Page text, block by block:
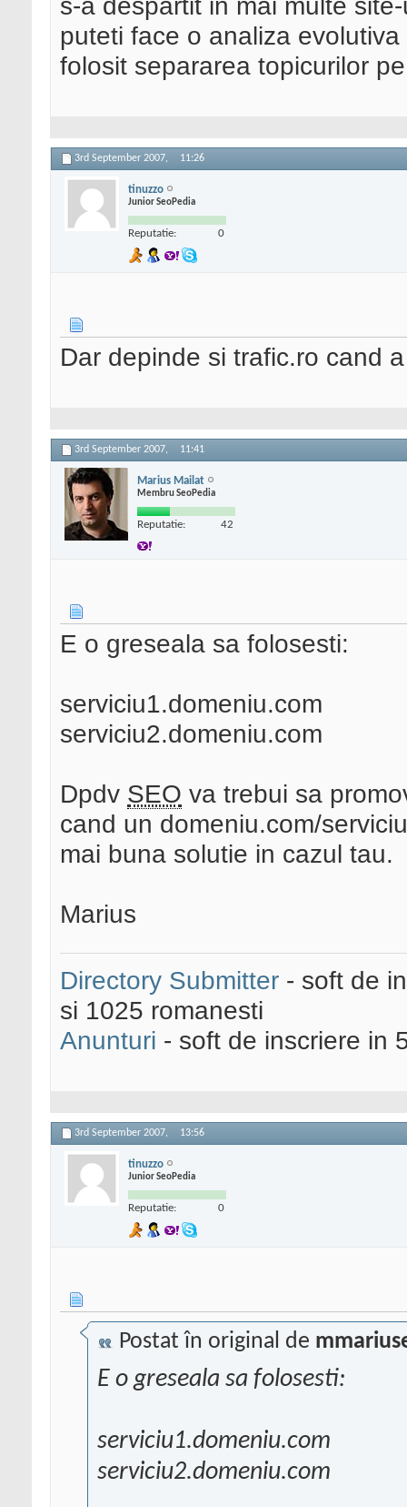
puteti face o analiza
folosit separarea topicurilor
3rd September 2007, 11:26
tinuzzo
Junior SeoPedia
Reputatie: 0
Dar depinde si trafic.ro cand
3rd September 2007, 11:41
Marius Mailat
Membru SeoPedia
Reputatie: 42
E o greseala sa folosesti:
serviciu1.domeniu.com
serviciu2.domeniu.com
Dpdv SEO va trebui sa
cand un domeniu.com/
mai buna solutie in cazul tau.
Marius
Directory Submitter - soft de
si 1025 romanesti
Anunturi - soft de inscriere in
3rd September 2007, 13:56
tinuzzo
Junior SeoPedia
Reputatie: 0
Postat în original de
E o greseala sa folosesti:
serviciu1.domeniu.com
serviciu2.domeniu.com